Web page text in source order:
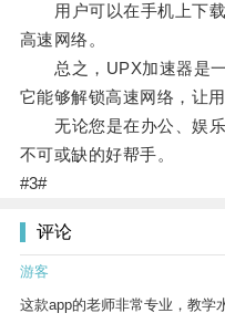
用户可以在手机上下载
高速网络。
总之，UPX加速器是一
它能够解锁高速网络，让
无论您是在办公、娱乐
不可或缺的好帮手。
#3#
评论
游客
这款app的老师非常专业，教学